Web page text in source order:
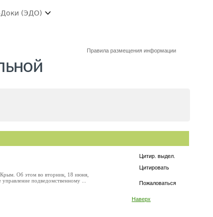
(ЭДО)
Правила размещения информации
Цитир. выдел.
Цитировать
Пожаловаться
Наверх
Крым. Об этом во вторник, 18 июня,
подведомственному ...